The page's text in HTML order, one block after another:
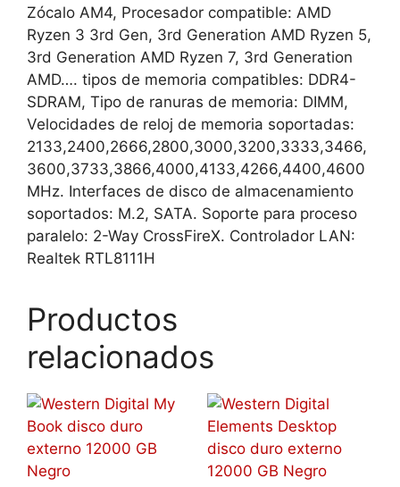
Zócalo AM4, Procesador compatible: AMD
Ryzen 3 3rd Gen, 3rd Generation AMD Ryzen 5,
3rd Generation AMD Ryzen 7, 3rd Generation
AMD…. tipos de memoria compatibles: DDR4-
SDRAM, Tipo de ranuras de memoria: DIMM,
Velocidades de reloj de memoria soportadas:
2133,2400,2666,2800,3000,3200,3333,3466,
3600,3733,3866,4000,4133,4266,4400,4600
MHz. Interfaces de disco de almacenamiento
soportados: M.2, SATA. Soporte para proceso
paralelo: 2-Way CrossFireX. Controlador LAN:
Realtek RTL8111H
Productos
relacionados